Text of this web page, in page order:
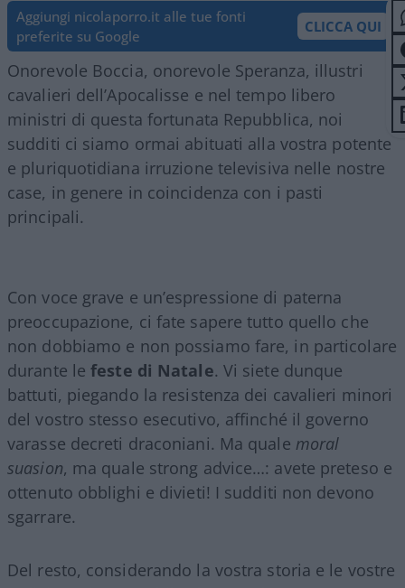
Aggiungi nicolaporro.it alle tue fonti
preferite su Google
CLICCA QUI
Onorevole Boccia, onorevole Speranza, illustri
cavalieri dell’Apocalisse e nel tempo libero
ministri di questa fortunata Repubblica, noi
sudditi ci siamo ormai abituati alla vostra potente
e pluriquotidiana irruzione televisiva nelle nostre
case, in genere in coincidenza con i pasti
principali.
Con voce grave e un’espressione di paterna
preoccupazione, ci fate sapere tutto quello che
non dobbiamo e non possiamo fare, in particolare
durante lefeste di Natale. Vi siete dunque
battuti, piegando la resistenza dei cavalieri minori
del vostro stesso esecutivo, affinché il governo
varasse decreti draconiani. Ma quale moral
suasion, ma quale strong advice…: avete preteso e
ottenuto obblighi e divieti! I sudditi non devono
sgarrare.
Del resto, considerando la vostra storia e le vostre